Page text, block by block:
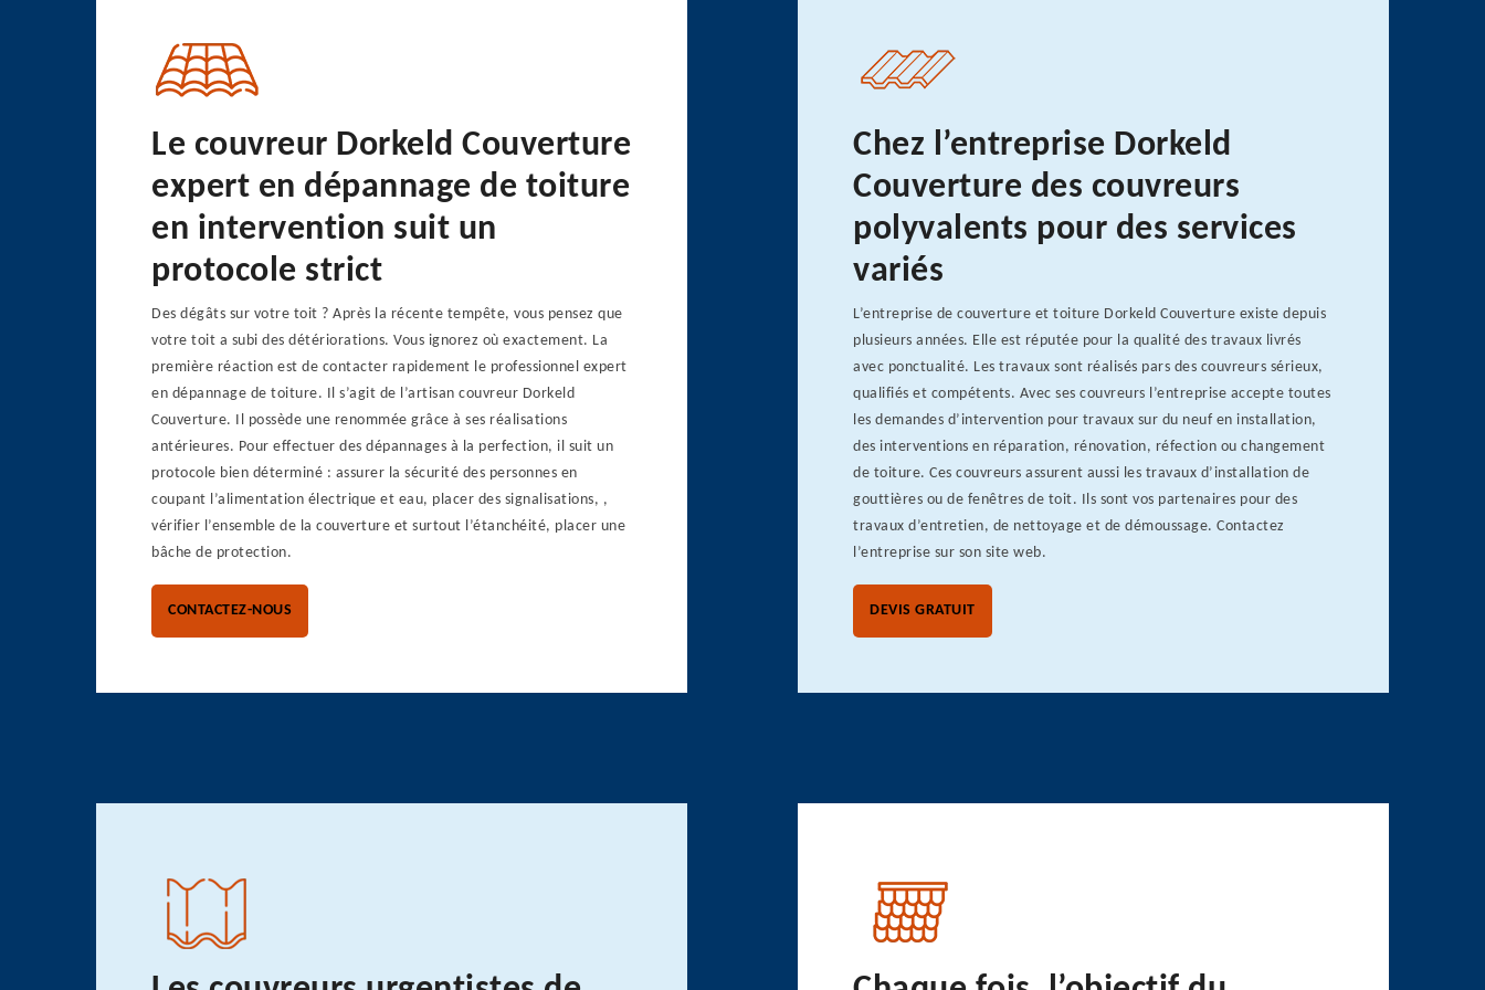
Le couvreur Dorkeld Couverture
expert en dépannage de toiture
en intervention suit un
protocole strict
Des dégâts sur votre toit ? Après la récente tempête, vous pensez que
votre toit a subi des détériorations. Vous ignorez où exactement. La
première réaction est de contacter rapidement le professionnel expert
en dépannage de toiture. Il s’agit de l’artisan couvreur Dorkeld
Couverture. Il possède une renommée grâce à ses réalisations
antérieures. Pour effectuer des dépannages à la perfection, il suit un
protocole bien déterminé : assurer la sécurité des personnes en
coupant l’alimentation électrique et eau, placer des signalisations, ,
vérifier l’ensemble de la couverture et surtout l’étanchéité, placer une
bâche de protection.
CONTACTEZ-NOUS
Chez l’entreprise Dorkeld
Couverture des couvreurs
polyvalents pour des services
variés
L’entreprise de couverture et toiture Dorkeld Couverture existe depuis
plusieurs années. Elle est réputée pour la qualité des travaux livrés
avec ponctualité. Les travaux sont réalisés pars des couvreurs sérieux,
qualifiés et compétents. Avec ses couvreurs l’entreprise accepte toutes
les demandes d’intervention pour travaux sur du neuf en installation,
des interventions en réparation, rénovation, réfection ou changement
de toiture. Ces couvreurs assurent aussi les travaux d’installation de
gouttières ou de fenêtres de toit. Ils sont vos partenaires pour des
travaux d’entretien, de nettoyage et de démoussage. Contactez
l’entreprise sur son site web.
DEVIS GRATUIT